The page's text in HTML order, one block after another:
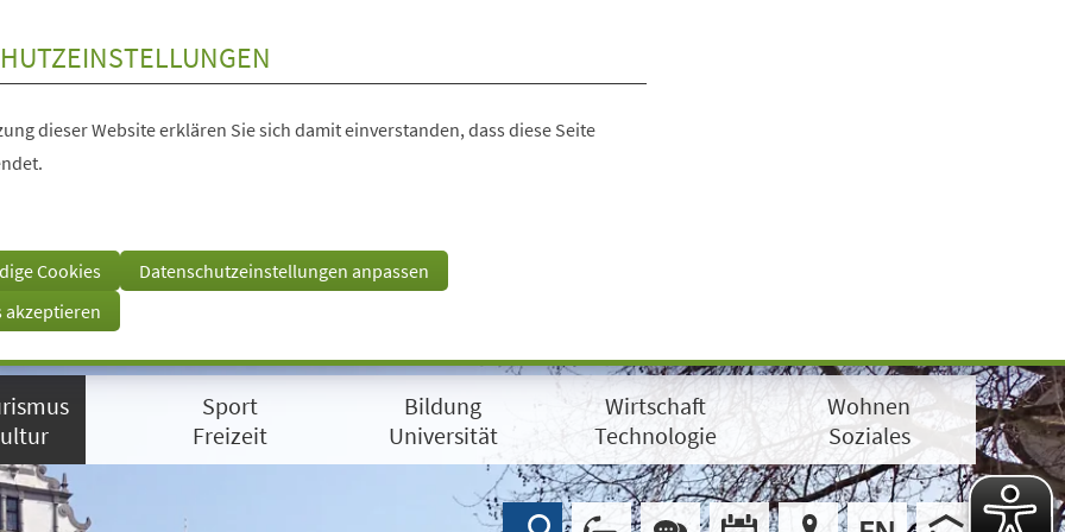
dieser Website erklären Sie sich damit einverstanden, dass diese Seite
Cookies
Datenschutzeinstellungen anpassen
akzeptieren
Sport
Freizeit
Bildung
Universität
Wirtschaft
Technologie
Wohnen
Soziales